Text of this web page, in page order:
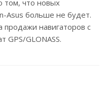
том, что новых
Asus больше не будет.
продажи навигаторов с
GPS/GLONASS.